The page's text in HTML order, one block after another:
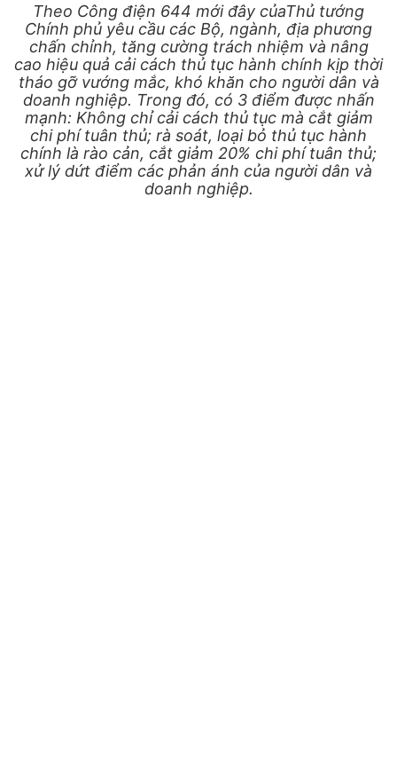
Theo Công điện 644 mới đây củaThủ tướng
Chính phủ yêu cầu các Bộ, ngành, địa phương
chấn chỉnh, tăng cường trách nhiệm và nâng
cao hiệu quả cải cách thủ tục hành chính kịp thời
tháo gỡ vướng mắc, khó khăn cho người dân và
doanh nghiệp. Trong đó, có 3 điểm được nhấn
mạnh: Không chỉ cải cách thủ tục mà cắt giảm
chi phí tuân thủ; rà soát, loại bỏ thủ tục hành
chính là rào cản, cắt giảm 20% chi phí tuân thủ;
xử lý dứt điểm các phản ánh của người dân và
doanh nghiệp.